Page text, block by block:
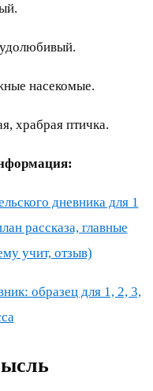
насекомые.
храбрая птичка.
дневника для 1
рассказа, главные
учит, отзыв)
образец для 1, 2, 3,